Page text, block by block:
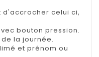
d'accrocher celui ci,
bouton pression.
la journée.
et prénom ou